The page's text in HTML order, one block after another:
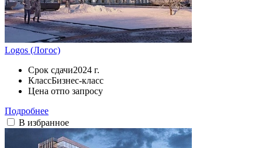
Logos (Логос)
Срок сдачи2024 г.
КлассБизнес-класс
Цена отпо запросу
Подробнее
В избранное